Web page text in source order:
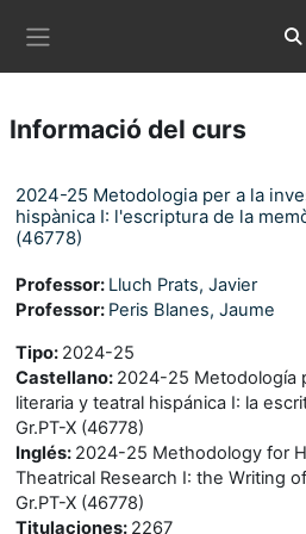
Informació del curs
2024-25 Metodologia per a la
hispànica I: l'escriptura de la
(46778)
Professor: Lluch Prats, Javier
Professor: Peris Blanes, Jaume
Tipo: 2024-25
Castellano: 2024-25 Metodología
literaria y teatral hispánica I: la
Gr.PT-X (46778)
Inglés: 2024-25 Methodology for
Theatrical Research I: the Writing
Gr.PT-X (46778)
Titulaciones: 2267